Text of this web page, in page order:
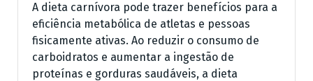
A dieta carnívora pode trazer benefícios para a
eficiência metabólica de atletas e pessoas
fisicamente ativas. Ao reduzir o consumo de
carboidratos e aumentar a ingestão de
proteínas e gorduras saudáveis, a dieta